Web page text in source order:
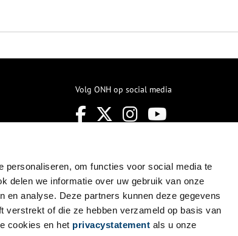
personaliseren, om functies voor social media te
delen we informatie over uw gebruik van onze
analyse. Deze partners kunnen deze gegevens
verstrekt of die ze hebben verzameld op basis van
cookies en het privacystatement als u onze
Volg ONH op social media